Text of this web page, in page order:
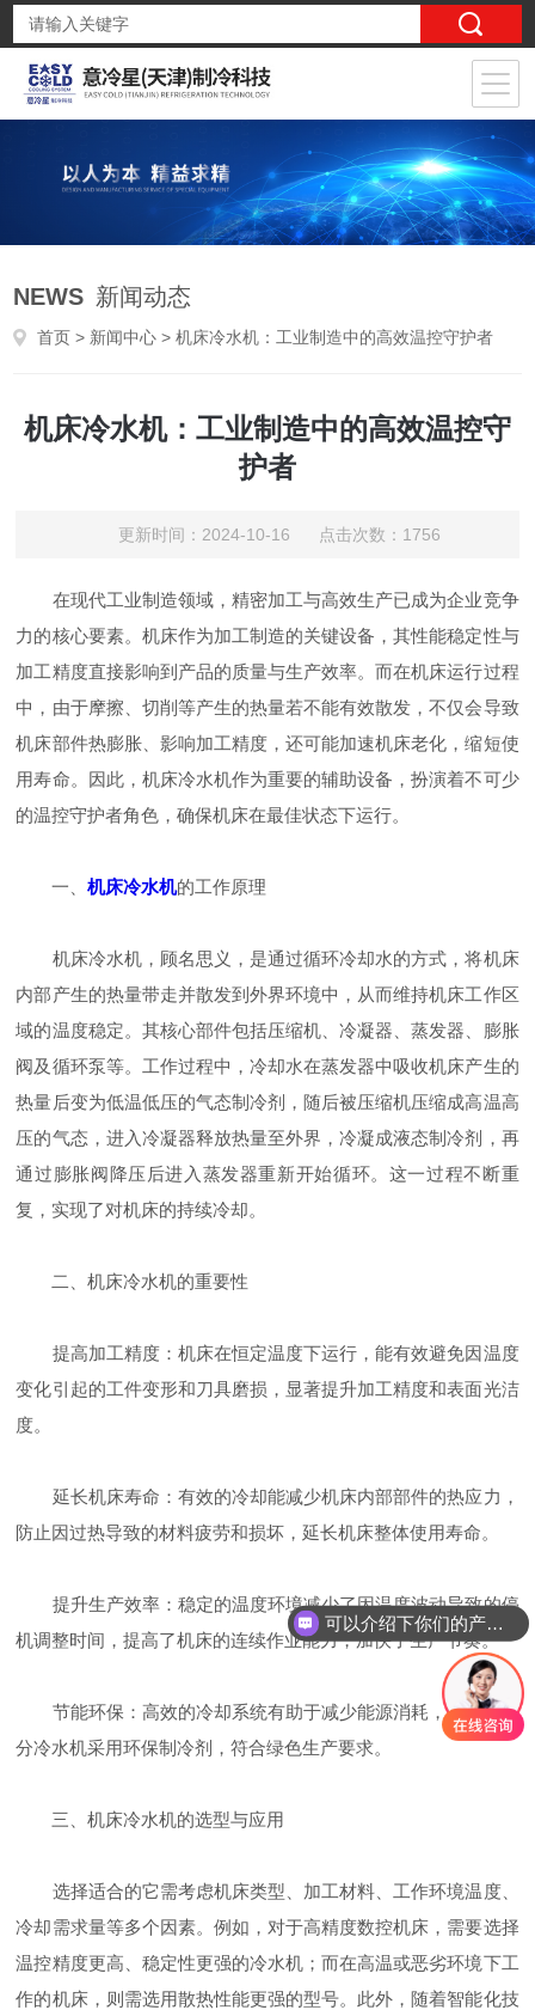
NEWS 新闻动态
首页 > 新闻中心 > 机床冷水机：工业制造中的高效温控守护者
机床冷水机：工业制造中的高效温控守
护者
更新时间：2024-10-16 点击次数：1756
在现代工业制造领域，精密加工与高效生产已成为企业竞争
力的核心要素。机床作为加工制造的关键设备，其性能稳定性与
加工精度直接影响到产品的质量与生产效率。而在机床运行过程
中，由于摩擦、切削等产生的热量若不能有效散发，不仅会导致
机床部件热膨胀、影响加工精度，还可能加速机床老化，缩短使
用寿命。因此，机床冷水机作为重要的辅助设备，扮演着不可少
的温控守护者角色，确保机床在最佳状态下运行。
一、机床冷水机的工作原理
机床冷水机，顾名思义，是通过循环冷却水的方式，将机床
内部产生的热量带走并散发到外界环境中，从而维持机床工作区
域的温度稳定。其核心部件包括压缩机、冷凝器、蒸发器、膨胀
阀及循环泵等。工作过程中，冷却水在蒸发器中吸收机床产生的
热量后变为低温低压的气态制冷剂，随后被压缩机压缩成高温高
压的气态，进入冷凝器释放热量至外界，冷凝成液态制冷剂，再
通过膨胀阀降压后进入蒸发器重新开始循环。这一过程不断重
复，实现了对机床的持续冷却。
二、机床冷水机的重要性
提高加工精度：机床在恒定温度下运行，能有效避免因温度
变化引起的工件变形和刀具磨损，显著提升加工精度和表面光洁
度。
延长机床寿命：有效的冷却能减少机床内部部件的热应力，
防止因过热导致的材料疲劳和损坏，延长机床整体使用寿命。
提升生产效率：稳定的温度环境减少了因温度波动导致的停
机调整时间，提高了机床的连续作业能力，加快了生产节奏。
节能环保：高效的冷却系统有助于减少能源消耗，同时，部
分冷水机采用环保制冷剂，符合绿色生产要求。
三、机床冷水机的选型与应用
选择适合的它需考虑机床类型、加工材料、工作环境温度、
冷却需求量等多个因素。例如，对于高精度数控机床，需要选择
温控精度更高、稳定性更强的冷水机；而在高温或恶劣环境下工
作的机床，则需选用散热性能更强的型号。此外，随着智能化技
可以介绍下你们的产品么